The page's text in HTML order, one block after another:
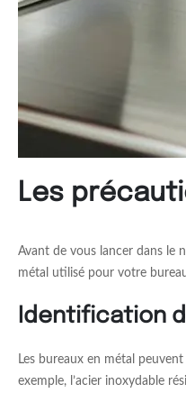
Les
Avant de vous lancer dans le
métal utilisé pour votre
Identification
Les bureaux en métal
exemple, l’acier inoxydable